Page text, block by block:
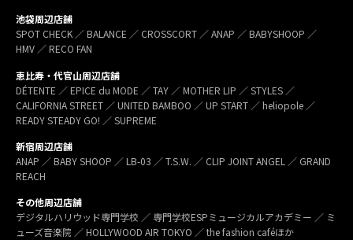
池袋周辺店舗
SPOT CHECK ／ BALANCE ／ CROSSCORT ／ ANAP ／ BABYSHOOP ／
HMV ／ RECO FAN
恵比寿・代官山周辺店舗
DÉTENTE ／ EPICE du MODE ／ TAY ／ MOTHER LIP ／ STYLES ／
CALIFORNIA STREET ／ UNITED BAMBOO ／ UP START ／ heliopole ／
READY STEADY GO! ／ SUPREME
新宿周辺店舗
ANAP ／ BABY SHOOP ／ LB-03 ／ T.S.W. ／ CLIP JOINT ANGEL ／ GRAND
REACH
その他周辺店舗
デジタルハリウッド専門学校 ／ 専門学校ESPミュージカルアカデミー ／ ミ
ューズ音楽院 ／ HOLLYWOOD AIR TOKYO ／ the fashion caféほか